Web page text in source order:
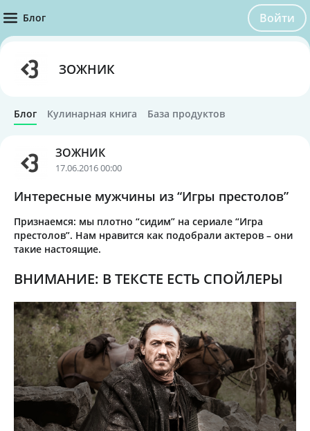
Блог Войти
ЗОЖНИК
Блог Кулинарная книга База продуктов
ЗОЖНИК
17.06.2016 00:00
Интересные мужчины из “Игры престолов”
Признаемся: мы плотно “сидим” на сериале “Игра
престолов”. Нам нравится как подобрали актеров – они
такие настоящие.
ВНИМАНИЕ: В ТЕКСТЕ ЕСТЬ СПОЙЛЕРЫ